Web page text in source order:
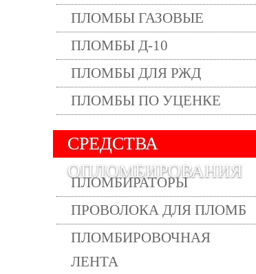
ПЛОМБЫ ГАЗОВЫЕ
ПЛОМБЫ Д-10
ПЛОМБЫ ДЛЯ РЖД
ПЛОМБЫ ПО УЦЕНКЕ
СРЕДСТВА
ОПЛОМБИРОВАНИЯ
ПЛОМБИРАТОРЫ
ПРОВОЛОКА ДЛЯ ПЛОМБ
ПЛОМБИРОВОЧНАЯ
ЛЕНТА